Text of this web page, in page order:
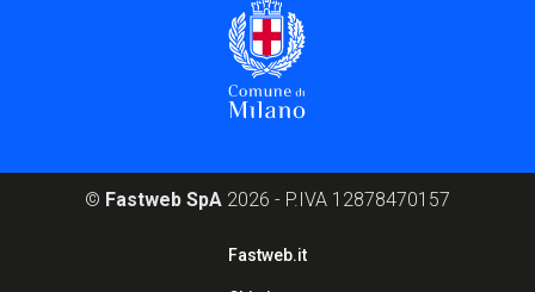
© Fastweb SpA 2026 - P.IVA 12878470157
Fastweb.it